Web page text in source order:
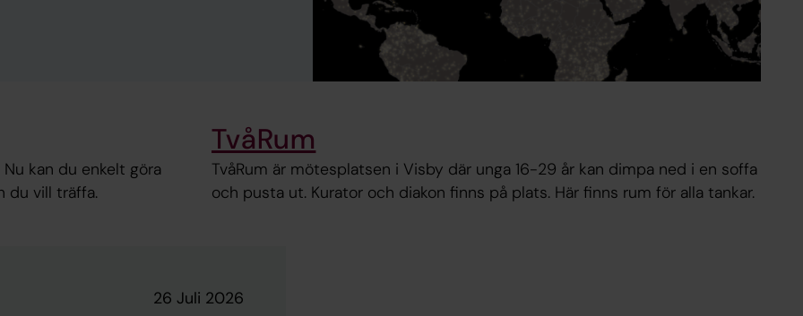
kan du enkelt göra
du vill träffa.
TvåRum
TvåRum är mötesplatsen i Visby där unga 16-29 år kan dimpa ned i en soffa
och pusta ut. Kurator och diakon finns på plats. Här finns rum för alla tankar.
26 Juli 2026